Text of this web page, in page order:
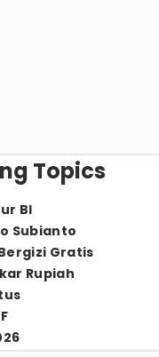
Topics
BI
Subianto
Gratis
Rupiah